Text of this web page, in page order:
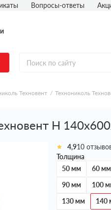
Вопросы-ответы
Техновент Технониколь
Н
4,9
10
Толщина
50 мм
60 мм
90 мм
100
130 мм
140